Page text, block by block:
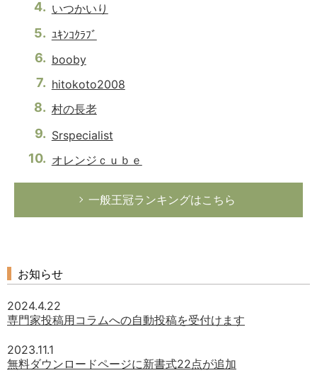
いつかいり
ﾕｷﾝｺｸﾗﾌﾞ
booby
hitokoto2008
村の長老
Srspecialist
オレンジｃｕｂｅ
一般王冠ランキングはこちら
お知らせ
2024.4.22
専門家投稿用コラムへの自動投稿を受付けます
2023.11.1
無料ダウンロードページに新書式22点が追加